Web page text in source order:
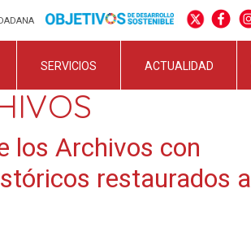
SERVICIOS ACTUALIDAD
los Archivos con
restaurados a